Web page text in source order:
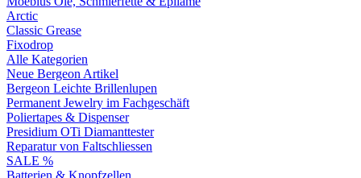
Arctic
Classic Grease
Fixodrop
Alle Kategorien
Neue Bergeon Artikel
Bergeon Leichte Brillenlupen
Permanent Jewelry im Fachgeschäft
Poliertapes & Dispenser
Presidium OTi Diamanttester
Reparatur von Faltschliessen
SALE %
Batterien & Knopfzellen